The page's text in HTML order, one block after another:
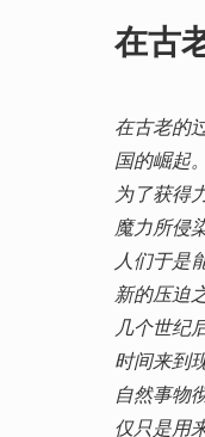
在古
在古老的
国的崛起。
为了获得
魔力所侵
人们于是
新的压迫
几个世纪
时间来到
自然事物
仅只是用